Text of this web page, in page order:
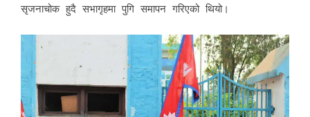
सृजनाचोक हुदै सभागृहमा पुगि समापन गरिएको थियो।